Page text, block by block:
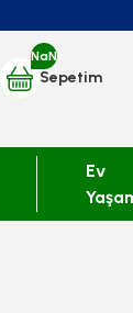
NaN
Sepetim
Ev